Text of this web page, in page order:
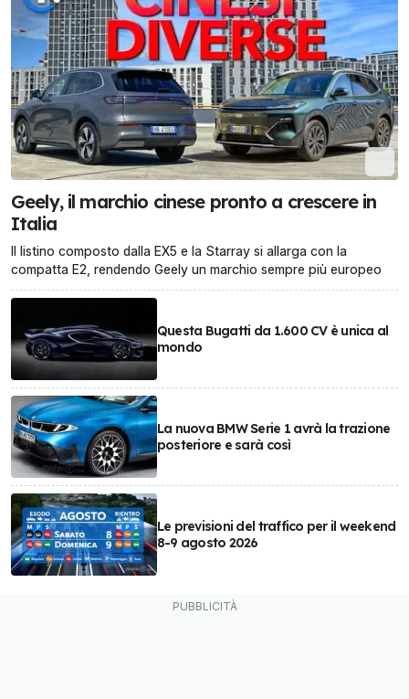
Geely, il marchio cinese pronto a crescere in
Italia
Il listino composto dalla EX5 e la Starray si allarga con la
compatta E2, rendendo Geely un marchio sempre più europeo
Questa Bugatti da 1.600 CV è unica al
mondo
La nuova BMW Serie 1 avrà la trazione
posteriore e sarà così
Le previsioni del traffico per il weekend
8-9 agosto 2026